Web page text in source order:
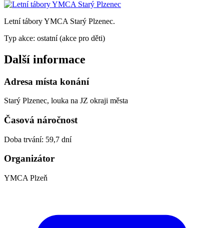
Letní tábory YMCA Starý Plzenec.
Typ akce: ostatní (akce pro děti)
Další informace
Adresa místa konání
Starý Plzenec, louka na JZ okraji města
Časová náročnost
Doba trvání: 59,7 dní
Organizátor
YMCA Plzeň